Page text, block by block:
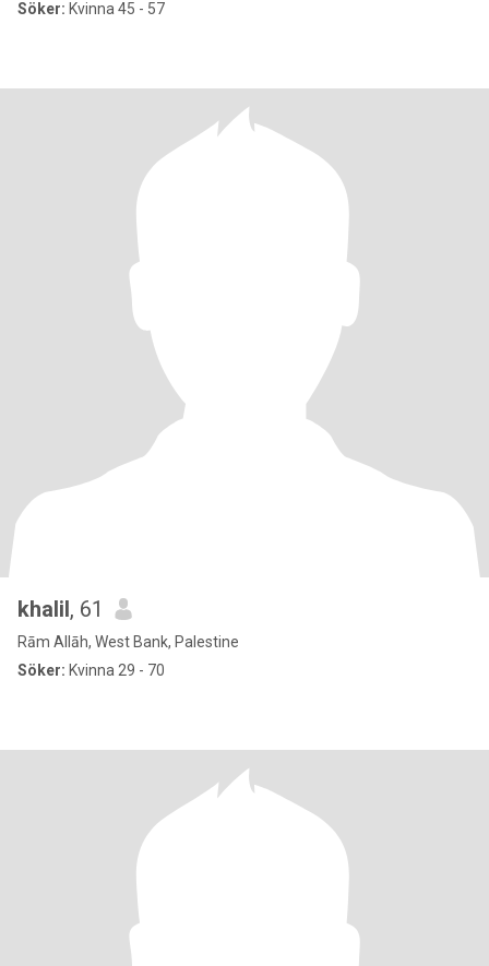
Söker: Kvinna 45 - 57
khalil, 61
Rām Allāh, West Bank, Palestine
Söker: Kvinna 29 - 70